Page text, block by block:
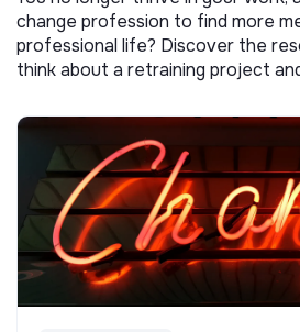
change profession to find more
professional life? Discover the
think about a retraining project